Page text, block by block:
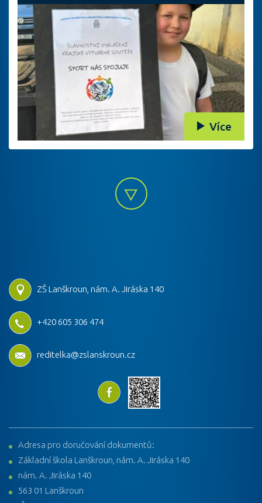
Více
ZŠ Lanškroun, nám. A. Jiráska 140
+420 605 306 474
reditelka@zslanskroun.cz
Adresa pro doručování dokumentů:
Základní škola Lanškroun, nám. A. Jiráska 140
nám. A. Jiráska 140
563 01 Lanškroun